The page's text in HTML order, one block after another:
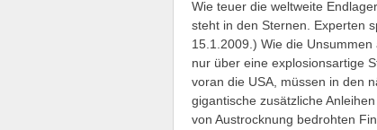
Wie teuer die weltweite
steht in den Sternen. Experten
15.1.2009.) Wie die
nur über eine explosionsartige
voran die USA, müssen in den
gigantische zusätzliche
von Austrocknung bedrohten